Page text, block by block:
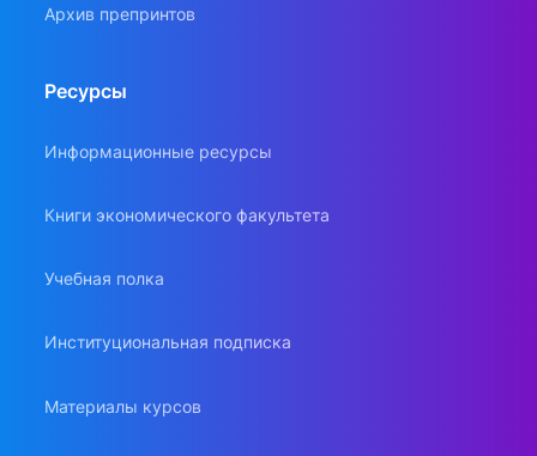
Архив препринтов
Ресурсы
Информационные ресурсы
Книги экономического факультета
Учебная полка
Институциональная подписка
Материалы курсов